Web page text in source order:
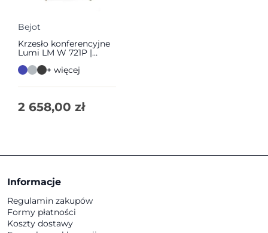
Bejot
Krzesło konferencyjne
Lumi LM W 721P |
+ więcej
2 658,00 zł
Informacje
Regulamin zakupów
Formy płatności
Koszty dostawy